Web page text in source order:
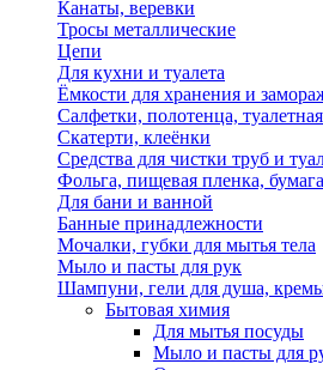
Канаты, веревки
Тросы металлические
Цепи
Для кухни и туалета
Ёмкости для хранения и
Салфетки, полотенца,
Скатерти, клеёнки
Средства для чистки труб и
Фольга, пищевая пленка,
Для бани и ванной
Банные принадлежности
Мочалки, губки для мытья тела
Мыло и пасты для рук
Шампуни, гели для душа,
Бытовая химия
Для мытья посуды
Мыло и пасты для